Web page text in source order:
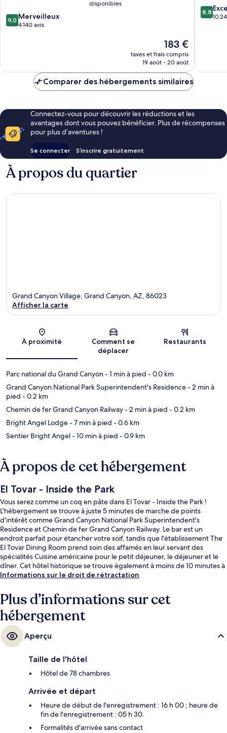
Canyon
disponibles
9.0
sur
9,0 Merveilleux
4 140 avis
Le
nouveau
prix
de
183 €
taxes et frais compris
19 août - 20 août
8.8
sur
8,8
10
Comparer des hébergements similaires
Connectez-vous pour découvrir les réductions et les
avantages dont vous pouvez bénéficier. Plus de récompenses
pour plus d’aventures !
Se connecter S’inscrire gratuitement
À propos du quartier
Carte
Grand Canyon Village, Grand Canyon, AZ, 86023
Afficher la carte
À proximité
Comment se
déplacer
Restaurants
Parc national du Grand Canyon- 1 min à pied - 0.0 km
Grand Canyon National Park Superintendent's Residence- 2 min à
pied - 0.2 km
Chemin de fer Grand Canyon Railway- 2 min à pied - 0.2 km
Bright Angel Lodge- 7 min à pied - 0.6 km
Sentier Bright Angel- 10 min à pied - 0.9 km
À propos de cet hébergement
El Tovar - Inside the Park
Vous serez comme un coq en pâte dans El Tovar - Inside the Park !
L'hébergement se trouve à juste 5 minutes de marche de points
d'intérêt comme Grand Canyon National Park Superintendent's
Residence et Chemin de fer Grand Canyon Railway. Le bar est un
endroit parfait pour étancher votre soif, tandis que l'établissement The
El Tovar Dining Room prend soin des affamés en leur servant des
spécialités Cuisine américaine pour le petit déjeuner, le déjeuner et le
dîner. Cet hôtel historique se trouve également à moins de 10 minutes à
pied de Bright Angel Lodge et de Sentier Bright Angel. Les autres
attentionné et l'emplacement.
Informations sur le droit de rétractation
Plus d’informations sur cet
hébergement
Aperçu
Taille de l'hôtel
Hôtel de 78 chambres
Arrivée et départ
Heure de début de l'enregistrement : 16 h 00 ; heure de
fin de l'enregistrement : 05 h 30.
Formalités d'arrivée sans contact